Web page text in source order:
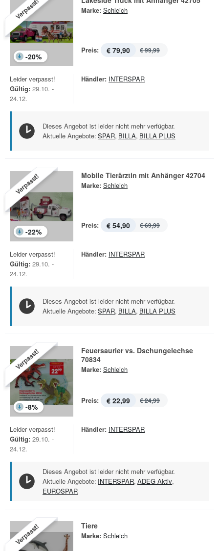
Verpasst!
-20%
Marke: Schleich
Preis: € 79,90 € 99,99
Leider verpasst!
Gültig: 29.10. -
24.12.
Händler: INTERSPAR
Dieses Angebot ist leider nicht mehr verfügbar.
Aktuelle Angebote: SPAR, BILLA, BILLA PLUS
Verpasst!
-22%
Mobile Tierärztin mit Anhänger 42704
Marke: Schleich
Preis: € 54,90 € 69,99
Leider verpasst!
Gültig: 29.10. -
24.12.
Händler: INTERSPAR
Dieses Angebot ist leider nicht mehr verfügbar.
Aktuelle Angebote: SPAR, BILLA, BILLA PLUS
Verpasst!
-8%
Feuersaurier vs. Dschungelechse
70834
Marke: Schleich
Preis: € 22,99 € 24,99
Leider verpasst!
Gültig: 29.10. -
24.12.
Händler: INTERSPAR
Dieses Angebot ist leider nicht mehr verfügbar.
Aktuelle Angebote: INTERSPAR, ADEG Aktiv,
EUROSPAR
Verpasst! Tiere
Marke: Schleich